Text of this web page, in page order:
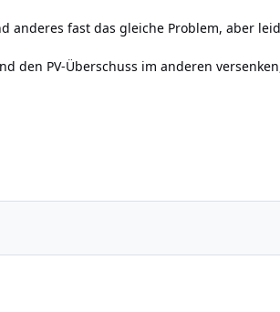
anderes fast das gleiche Problem, aber
den PV-Überschuss im anderen